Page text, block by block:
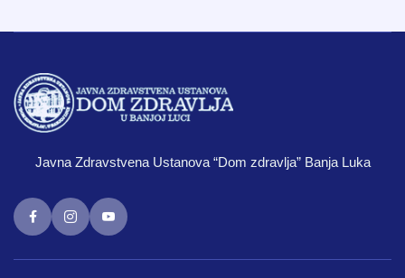
Javna Zdravstvena Ustanova “Dom zdravlja” Banja Luka